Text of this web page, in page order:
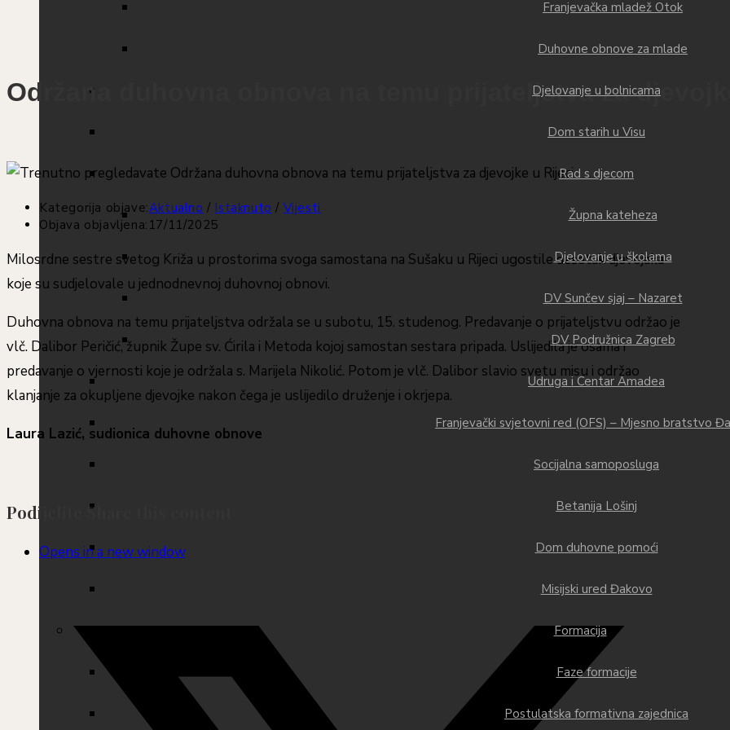
Franjevačka mladež Otok
Duhovne obnove za mlade
Djelovanje u bolnicama
Dom starih u Visu
Rad s djecom
Župna kateheza
Djelovanje u školama
DV Sunčev sjaj – Nazaret
DV Podružnica Zagreb
Udruga i Centar Amadea
Franjevački svjetovni red (OFS) – Mjesno bratstvo
Socijalna samoposluga
Betanija Lošinj
Dom duhovne pomoći
Misijski ured Đakovo
Formacija
Faze formacije
Postulatska formativna zajednica
Održana duhovna obnova na temu prijateljstva za
Kategorija objave:Aktualno / Istaknuto / Vijesti
Objava objavljena: 17/11/2025
Milosrdne sestre svetog Križa u prostorima svoga samostana na Sušaku u Rijeci ugostile desetak djevojaka
koje su sudjelovale u jednodnevnoj duhovnoj obnovi.
Duhovna obnova na temu prijateljstva održala se u subotu, 15. studenog. Predavanje o prijateljstvu održao je
vlč. Dalibor Peričić, župnik Župe sv. Ćirila i Metoda kojoj samostan sestara pripada. Uslijedila je osama i
predavanje o vjernosti koje je održala s. Marijela Nikolić. Potom je vlč. Dalibor slavio svetu misu i održao
klanjanje za okupljene djevojke nakon čega je uslijedilo druženje i okrjepa.
Laura Lazić, sudionica duhovne obnove
Podijelite Share this content
Opens in a new window